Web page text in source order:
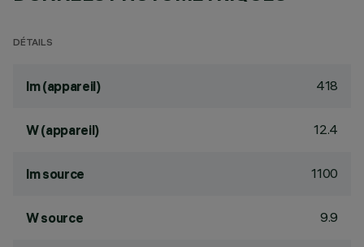
DÉTAILS
lm (appareil) 418
W (appareil) 12.4
lm source 1100
W source 9.9